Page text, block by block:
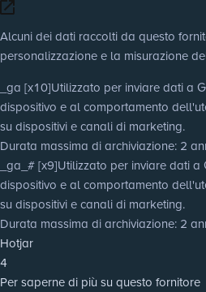
Alcuni dei dati raccolti da questo
personalizzazione e la misurazione
_ga [x10]Utilizzato per inviare dati a
dispositivo e al comportamento
su dispositivi e canali di marketing.
Durata massima di archiviazione: 2
_ga_# [x9]Utilizzato per inviare dati
dispositivo e al comportamento
su dispositivi e canali di marketing.
Durata massima di archiviazione: 2
Hotjar
4
Per saperne di più su questo fornitore